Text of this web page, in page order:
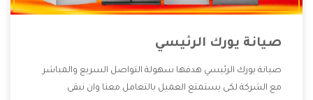
صيانة يورك الرئيسي
صيانة يورك الرئيسي هدفها سهولة التواصل السريع والمباشر
مع الشركة لكى يستمتع العميل بالتعامل معنا وان نبقى